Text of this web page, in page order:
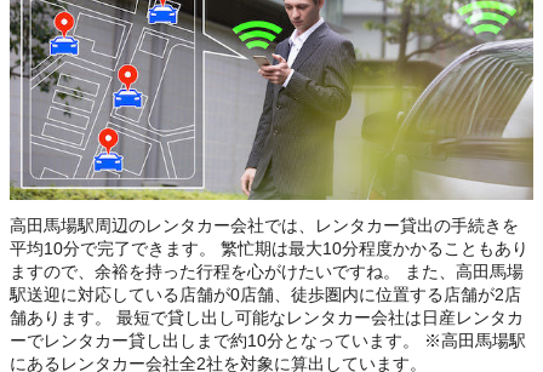
高田馬場駅周辺のレンタカー会社では、レンタカー貸出の手続きを
平均10分で完了できます。 繁忙期は最大10分程度かかることもあり
ますので、余裕を持った行程を心がけたいですね。 また、高田馬場
駅送迎に対応している店舗が0店舗、徒歩圏内に位置する店舗が2店
舗あります。 最短で貸し出し可能なレンタカー会社は日産レンタカ
ーでレンタカー貸し出しまで約10分となっています。 ※高田馬場駅
にあるレンタカー会社全2社を対象に算出しています。